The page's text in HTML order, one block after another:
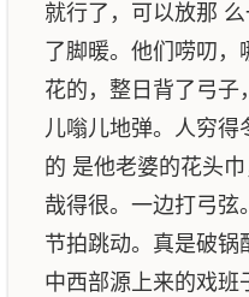
就行了，可以放那
了脚暖。他们唠叨
花的，整日背了弓子
儿嗡儿地弹。人穷得
的 是他老婆的花头
哉得很。一边打弓弦
节拍跳动。真是破锅
中西部源上来的戏班